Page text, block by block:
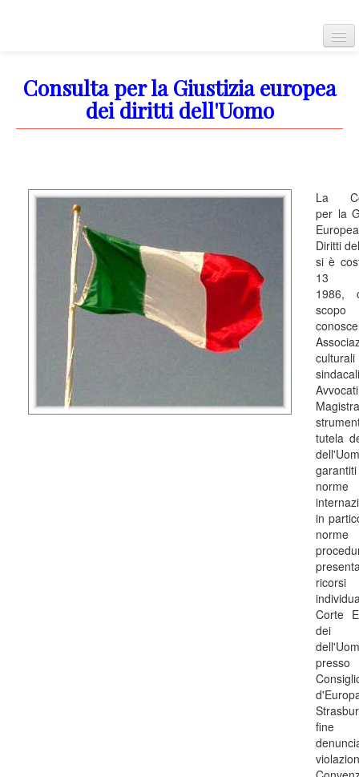
Home
Corte Europea dei diritti dell'uomo
Regolamento della corte
Carta dei diritti fondamentali dell'Unione Europea
Info
Consulta per la Giustizia europea
dei diritti dell'Uomo
La
per la
Diritti
si è
13
1986,
tutela
norme
in
ricorsi
Corte
dei